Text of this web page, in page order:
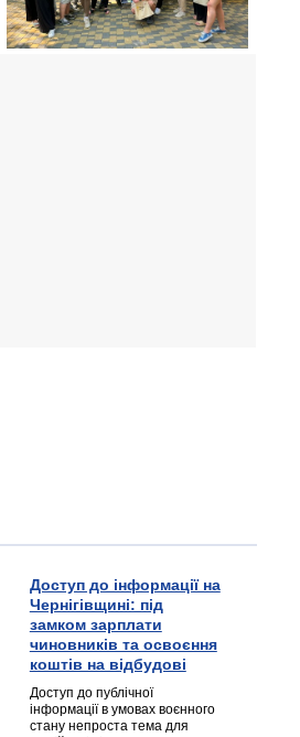
Доступ до інформації на
Чернігівщині: під
замком зарплати
чиновників та освоєння
коштів на відбудові
Доступ до публічної
інформації в умовах воєнного
стану непроста тема для